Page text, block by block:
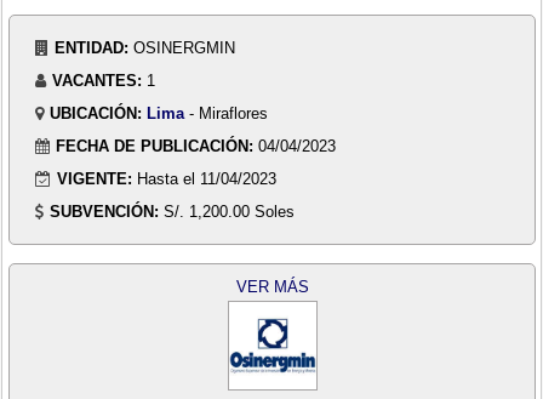
ENTIDAD: OSINERGMIN
VACANTES: 1
UBICACIÓN: Lima - Miraflores
FECHA DE PUBLICACIÓN: 04/04/2023
VIGENTE: Hasta el 11/04/2023
SUBVENCIÓN: S/. 1,200.00 Soles
VER MÁS